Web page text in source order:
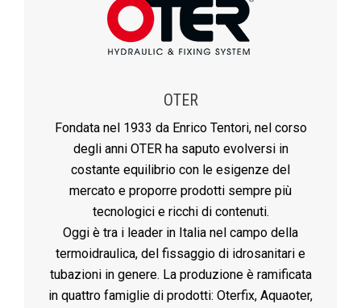
OTER
Fondata nel 1933 da Enrico Tentori, nel corso
degli anni OTER ha saputo evolversi in
costante equilibrio con le esigenze del
mercato e proporre prodotti sempre più
tecnologici e ricchi di contenuti.
Oggi è tra i leader in Italia nel campo della
termoidraulica, del fissaggio di idrosanitari e
tubazioni in genere. La produzione è ramificata
in quattro famiglie di prodotti: Oterfix, Aquaoter,